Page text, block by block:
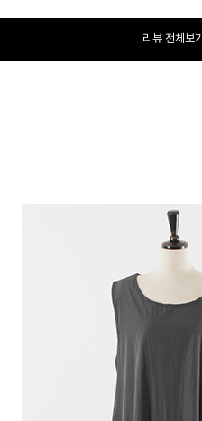
리뷰 전체보기